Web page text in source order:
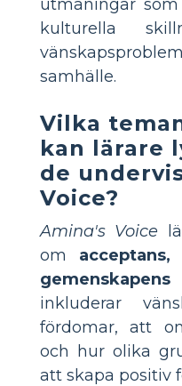
utmaningar
kulturella
samhälle.
Vilka
kan lärare
de
Voice?
Amina's Voice
om
inkluderar
fördomar, att
och hur olika
att skapa positiv